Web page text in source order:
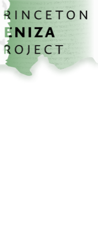
דילוג לתוכן
דף הבית